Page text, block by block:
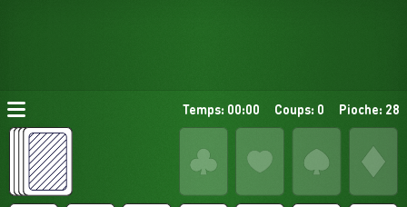
Temps: 00:00 Coups: 0 Pioche: 28